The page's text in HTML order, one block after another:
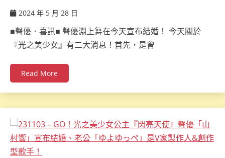
2024 年 5 月 28 日
■聲優．喜訊■ 聲優淵上舞在今天宣布結婚！ 今天關於
『光之美少女』有二大消息！首先，是曾
Read More